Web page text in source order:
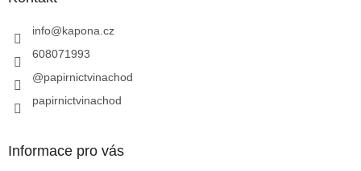
info@kapona.cz
608071993
@papirnictvinachod
papirnictvinachod
Informace pro vás